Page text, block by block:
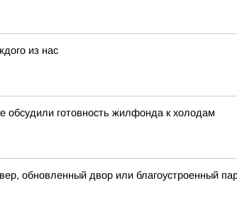
из нас
обсудили готовность жилфонда к холодам
обновленный двор или благоустроенный